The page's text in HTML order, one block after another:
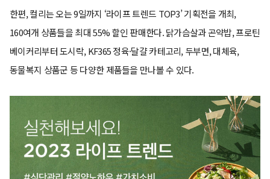
한편, 컬리는 오는 9일까지 ‘라이프 트렌드 TOP3’ 기획전을 개최,
160여개 상품들을 최대 55% 할인 판매한다. 닭가슴살과 곤약밥, 프로틴
베이커리부터 도시락, KF365 정육·달걀 카테고리, 두부면, 대체육,
동물복지 상품군 등 다양한 제품들을 만나볼 수 있다.